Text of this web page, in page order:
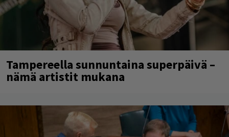
Tampereella sunnuntaina superpäivä –
nämä artistit mukana